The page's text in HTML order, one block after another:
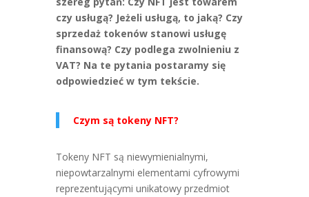
czy usługą? Jeżeli usługą, to jaką? Czy
sprzedaż tokenów stanowi usługę
finansową? Czy podlega zwolnieniu z
VAT? Na te pytania postaramy się
odpowiedzieć w tym tekście.
Czym są tokeny NFT?
Tokeny NFT są niewymienialnymi,
niepowtarzalnymi elementami cyfrowymi
reprezentującymi unikatowy przedmiot